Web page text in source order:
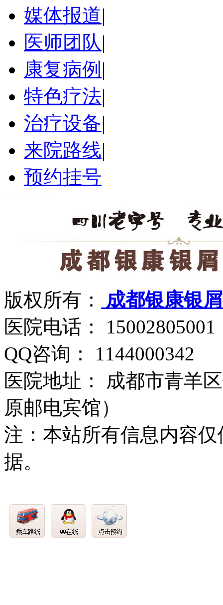
媒体报道|
医师团队|
康复病例 |
特色疗法|
治疗设备|
来院路线|
预约挂号
版权所有：
成都银康银
医院电话： 15002805001
QQ咨询： 1144000342
医院地址： 成都市青羊
原邮电宾馆）
注：本站所有信息内容
据。